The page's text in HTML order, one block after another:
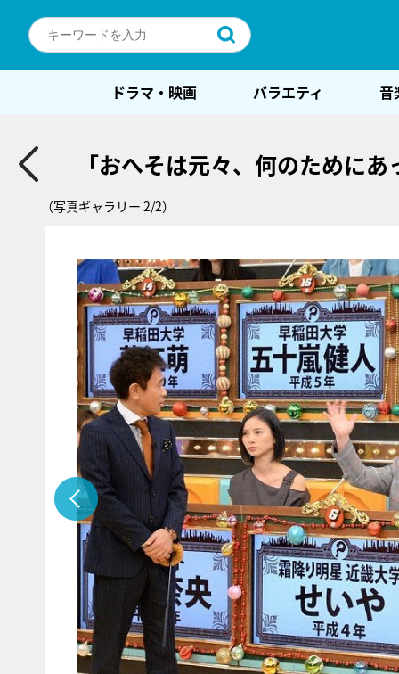
ドラマ・映画 バラエティ 音
「おへそは元々、何のために
（写真ギャラリー 2/2）